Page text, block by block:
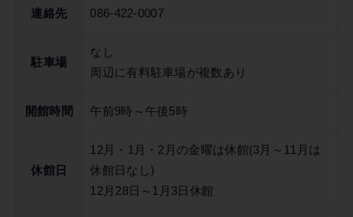
連絡先 086-422-0007
駐車場
なし
周辺に有料駐車場が複数あり
開館時間 午前9時～午後5時
休館日
12月・1月・2月の金曜は休館(3月～11月は
休館日なし)
12月28日～1月3日休館